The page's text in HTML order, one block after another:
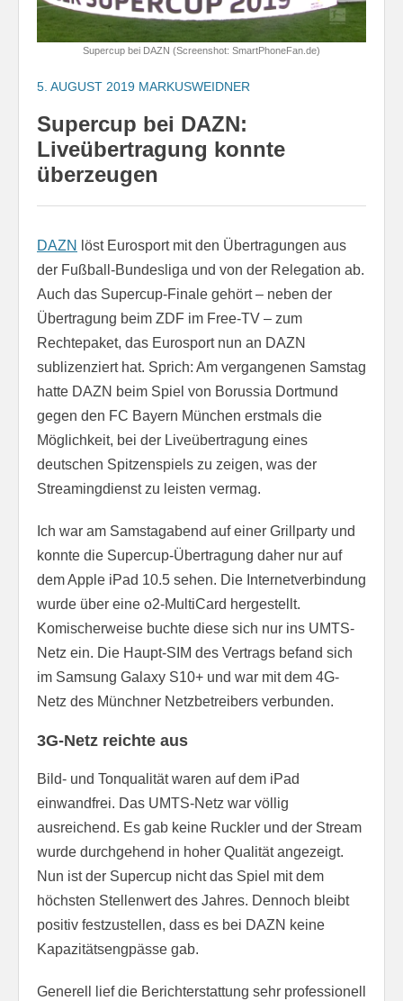
Supercup bei DAZN (Screenshot: SmartPhoneFan.de)
5. AUGUST 2019 MARKUSWEIDNER
Supercup bei DAZN:
Liveübertragung konnte
überzeugen
DAZN
löst Eurosport mit den Übertragungen aus
der Fußball-Bundesliga und von der Relegation ab.
Auch das Supercup-Finale gehört – neben der
Übertragung beim ZDF im Free-TV – zum
Rechtepaket, das Eurosport nun an DAZN
sublizenziert hat. Sprich: Am vergangenen Samstag
hatte DAZN beim Spiel von Borussia Dortmund
gegen den FC Bayern München erstmals die
Möglichkeit, bei der Liveübertragung eines
deutschen Spitzenspiels zu zeigen, was der
Streamingdienst zu leisten vermag.
Ich war am Samstagabend auf einer Grillparty und
konnte die Supercup-Übertragung daher nur auf
dem Apple iPad 10.5 sehen. Die Internetverbindung
wurde über eine o2-MultiCard hergestellt.
Komischerweise buchte diese sich nur ins UMTS-
Netz ein. Die Haupt-SIM des Vertrags befand sich
im Samsung Galaxy S10+ und war mit dem 4G-
Netz des Münchner Netzbetreibers verbunden.
3G-Netz reichte aus
Bild- und Tonqualität waren auf dem iPad
einwandfrei. Das UMTS-Netz war völlig
ausreichend. Es gab keine Ruckler und der Stream
wurde durchgehend in hoher Qualität angezeigt.
Nun ist der Supercup nicht das Spiel mit dem
höchsten Stellenwert des Jahres. Dennoch bleibt
positiv festzustellen, dass es bei DAZN keine
Kapazitätsengpässe gab.
Generell lief die Berichterstattung sehr professionell